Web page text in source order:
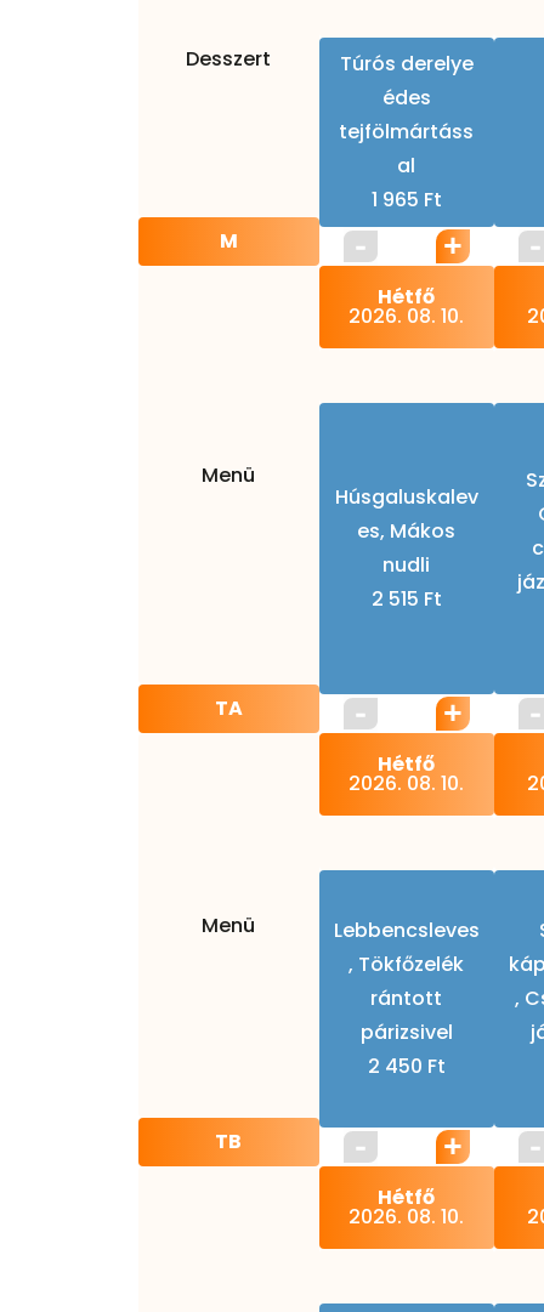
Desszert
M
Túrós derelye
édes
tejfölmártáss
al
1 965 Ft
Menü
TA
Hétfő
2026. 08. 10.
Húsgaluskalev
es, Mákos
nudli
2 515 Ft
Menü
TB
Hétfő
2026. 08. 10.
Lebbencsleves
, Tökfőzelék
rántott
párizsivel
2 450 Ft
,
Hétfő
2026. 08. 10.